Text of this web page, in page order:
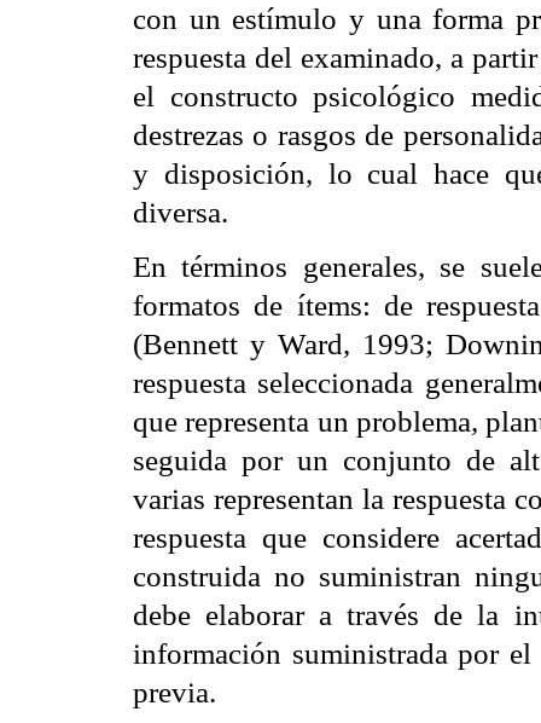
con un estímulo y una forma
respuesta del examinado, a
el constructo psicológico
destrezas o rasgos de
y disposición, lo cual hace
diversa.
En términos generales, se
formatos de ítems: de
(Bennett y Ward, 1993;
respuesta seleccionada
que representa un problema,
seguida por un conjunto de
varias representan la respuesta
respuesta que considere
construida no suministran
debe elaborar a través de la
información suministrada por
previa.